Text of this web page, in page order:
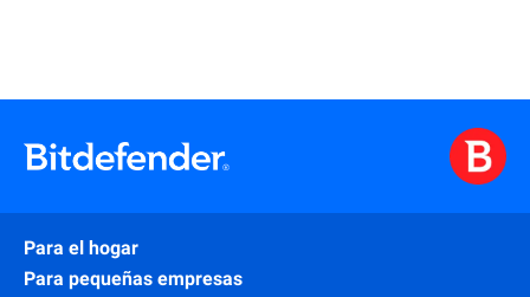
Para el hogar
Para pequeñas empresas